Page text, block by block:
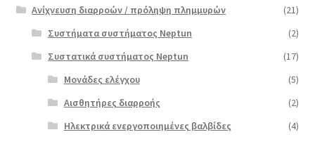
Ανίχνευση διαρροών / πρόληψη πλημμυρών
(21)
Συστήματα συστήματος Neptun
(2)
Συστατικά συστήματος Neptun
(17)
Μονάδες ελέγχου
(5)
Αισθητήρες διαρροής
(2)
Ηλεκτρικά ενεργοποιημένες βαλβίδες
(4)